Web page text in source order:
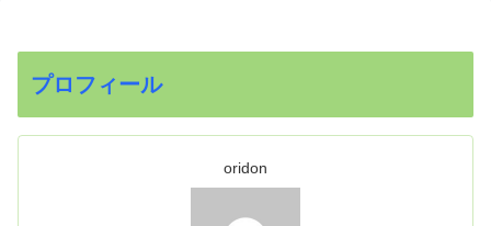
プロフィール
oridon